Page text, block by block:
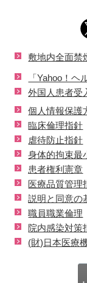
敷地内全面禁
「Yahoo！
外国人患者受
個人情報保護
臨床倫理指針
虐待防止指針
身体的拘束最
患者権利憲章
医療品質管理
説明と同意の
職員職業倫理
院内感染対策
(財)日本医療